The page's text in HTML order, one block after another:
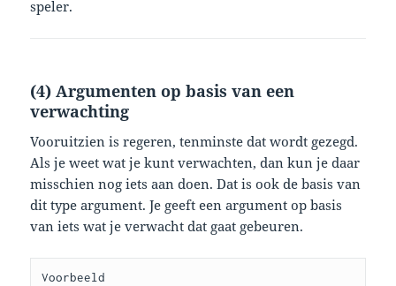
speler.
(4) Argumenten op basis van een
verwachting
Vooruitzien is regeren, tenminste dat wordt gezegd.
Als je weet wat je kunt verwachten, dan kun je daar
misschien nog iets aan doen. Dat is ook de basis van
dit type argument. Je geeft een argument op basis
van iets wat je verwacht dat gaat gebeuren.
Voorbeeld